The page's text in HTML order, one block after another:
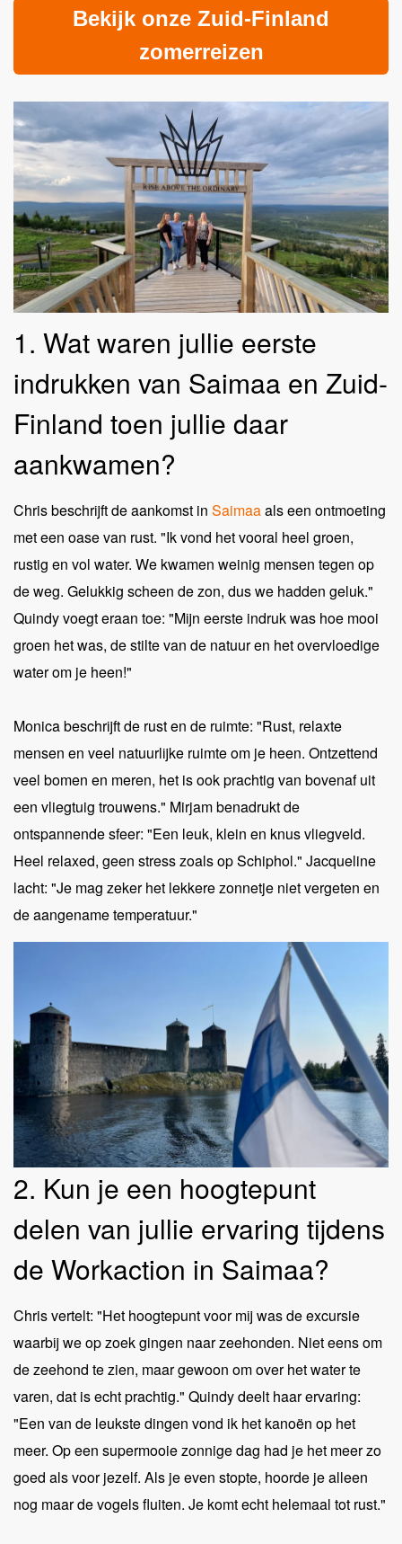
Bekijk onze Zuid-Finland
zomerreizen
1. Wat waren jullie eerste
indrukken van Saimaa en Zuid-
Finland toen jullie daar
aankwamen?
Chris beschrijft de aankomst in Saimaaals een ontmoeting
met een oase van rust. "Ik vond het vooral heel groen,
rustig en vol water. We kwamen weinig mensen tegen op
de weg. Gelukkig scheen de zon, dus we hadden geluk."
Quindy voegt eraan toe: "Mijn eerste indruk was hoe mooi
groen het was, de stilte van de natuur en het overvloedige
water om je heen!"
Monica beschrijft de rust en de ruimte: "Rust, relaxte
mensen en veel natuurlijke ruimte om je heen. Ontzettend
veel bomen en meren, het is ook prachtig van bovenaf uit
een vliegtuig trouwens." Mirjam benadrukt de
ontspannende sfeer: "Een leuk, klein en knus vliegveld.
Heel relaxed, geen stress zoals op Schiphol." Jacqueline
lacht: "Je mag zeker het lekkere zonnetje niet vergeten en
de aangename temperatuur."
2. Kun je een hoogtepunt
delen van jullie ervaring tijdens
de Workaction in Saimaa?
Chris vertelt: "Het hoogtepunt voor mij was de excursie
waarbij we op zoek gingen naar zeehonden. Niet eens om
de zeehond te zien, maar gewoon om over het water te
varen, dat is echt prachtig." Quindy deelt haar ervaring:
"Een van de leukste dingen vond ik het kanoën op het
meer. Op een supermooie zonnige dag had je het meer zo
goed als voor jezelf. Als je even stopte, hoorde je alleen
nog maar de vogels fluiten. Je komt echt helemaal tot rust."